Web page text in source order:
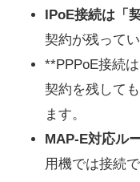
IPoE接続は「
契約が残って
**PPPoE接続
契約を残して
ます。
MAP-E対応ル
用機では接続